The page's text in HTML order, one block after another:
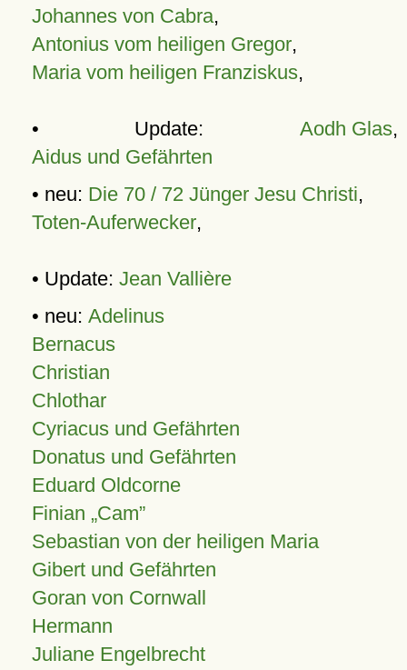
Johannes von Cabra,
Antonius vom heiligen Gregor,
Maria vom heiligen Franziskus,
• Update: Aodh Glas,
Aidus und Gefährten
• neu: Die 70 / 72 Jünger Jesu Christi,
Toten-Auferwecker,
• Update: Jean Vallière
• neu: Adelinus
Bernacus
Christian
Chlothar
Cyriacus und Gefährten
Donatus und Gefährten
Eduard Oldcorne
Finian Cam
Sebastian von der heiligen Maria
Gibert und Gefährten
Goran von Cornwall
Hermann
Juliane Engelbrecht